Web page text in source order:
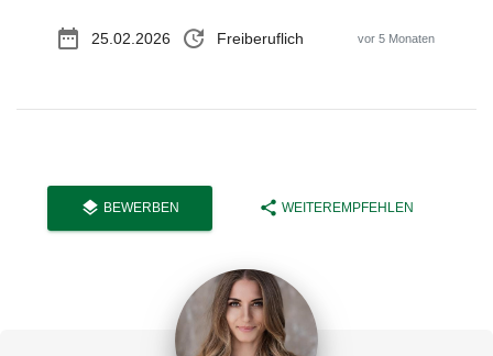
date_range 25.02.2026 update Freiberuflich vor 5 Monaten
layers BEWERBEN share WEITEREMPFEHLEN